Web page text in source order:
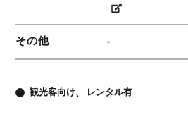
その他 -
観光客向け レンタル有